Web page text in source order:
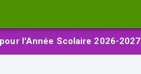
l'Année Scolaire 2026-2027